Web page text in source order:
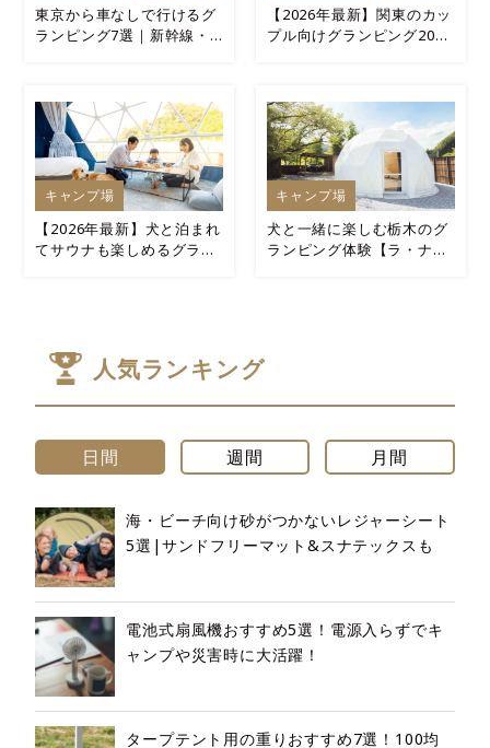
東京から車なしで行けるグ
ランピング7選｜新幹線・
【2026年最新】関東のカッ
プル向けグランピング20選
キャンプ場
【2026年最新】犬と泊まれ
てサウナも楽しめるグラン
キャンプ場
犬と一緒に楽しむ栃木のグ
ランピング体験【ラ・ナチ
人気ランキング
日間 週間 月間
海・ビーチ向け砂がつかないレジャーシート
5選|サンドフリーマット&スナテックスも
電池式扇風機おすすめ5選！電源入らずでキ
ャンプや災害時に大活躍！
タープテント用の重りおすすめ7選！100均